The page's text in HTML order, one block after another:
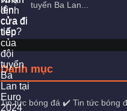
tuyển Ba Lan...
Danh mục
Tin tức bóng đá ✔️ Tin tức bóng